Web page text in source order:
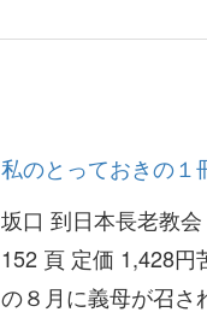
私のとっておきの
坂口 到日本長老教
152 頁 定価 1,428
の８月に義母が召